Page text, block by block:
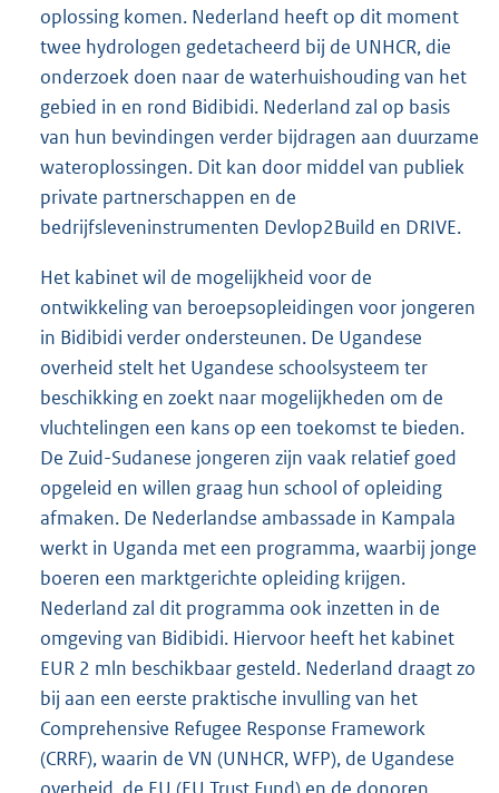
oplossing komen. Nederland heeft op dit moment
twee hydrologen gedetacheerd bij de UNHCR, die
onderzoek doen naar de waterhuishouding van het
gebied in en rond Bidibidi. Nederland zal op basis
van hun bevindingen verder bijdragen aan duurzame
wateroplossingen. Dit kan door middel van publiek
private partnerschappen en de
bedrijfsleveninstrumenten Devlop2Build en DRIVE.
Het kabinet wil de mogelijkheid voor de
ontwikkeling van beroepsopleidingen voor jongeren
in Bidibidi verder ondersteunen. De Ugandese
overheid stelt het Ugandese schoolsysteem ter
beschikking en zoekt naar mogelijkheden om de
vluchtelingen een kans op een toekomst te bieden.
De Zuid-Sudanese jongeren zijn vaak relatief goed
opgeleid en willen graag hun school of opleiding
afmaken. De Nederlandse ambassade in Kampala
werkt in Uganda met een programma, waarbij jonge
boeren een marktgerichte opleiding krijgen.
Nederland zal dit programma ook inzetten in de
omgeving van Bidibidi. Hiervoor heeft het kabinet
EUR 2 mln beschikbaar gesteld. Nederland draagt zo
bij aan een eerste praktische invulling van het
Comprehensive Refugee Response Framework
(CRRF), waarin de VN (UNHCR, WFP), de Ugandese